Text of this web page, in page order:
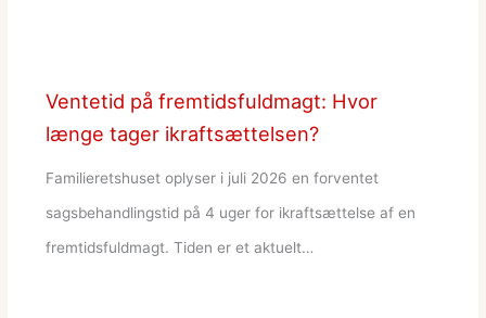
Ventetid på fremtidsfuldmagt: Hvor
længe tager ikraftsættelsen?
Familieretshuset oplyser i juli 2026 en forventet
sagsbehandlingstid på 4 uger for ikraftsættelse af en
fremtidsfuldmagt. Tiden er et aktuelt…